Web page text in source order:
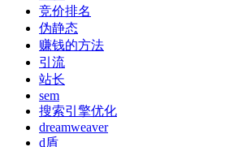
竞价排名
伪静态
赚钱的方法
引流
站长
sem
搜索引擎优化
dreamweaver
d盾